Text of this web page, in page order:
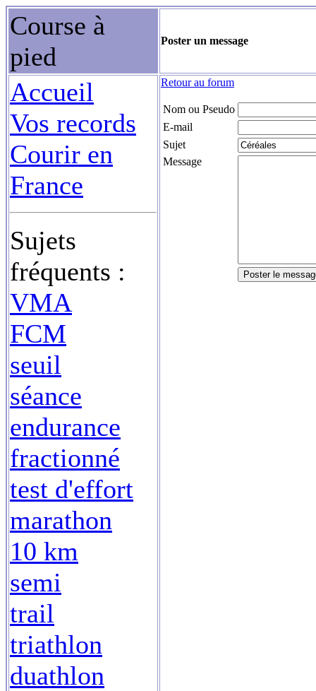
Course à
pied
Poster un message
Accueil
Vos records
Courir en
France
Sujets
fréquents :
VMA
FCM
seuil
séance
endurance
fractionné
test d'effort
marathon
10 km
semi
trail
triathlon
duathlon
Retour au forum
Nom ou Pseudo
E-mail
Sujet
Message